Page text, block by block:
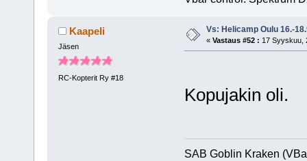
Kaapeli
Jäsen
RC-Kopterit Ry #18
Vs: Helicamp Oulu 16.-
« Vastaus #52 : 17 Syyskuu,
Kopujakin oli.
SAB Goblin Kraken